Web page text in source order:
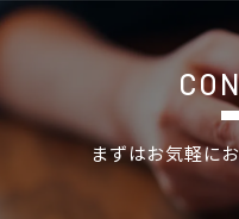
まずはお気軽に
お問い合わせ